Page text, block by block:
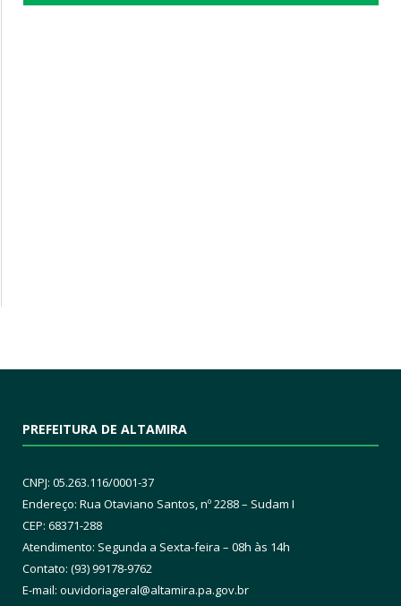
PREFEITURA DE ALTAMIRA
CNPJ: 05.263.116/0001-37
Endereço: Rua Otaviano Santos, nº 2288 – Sudam I
CEP: 68371-288
Atendimento: Segunda a Sexta-feira – 08h às 14h
Contato: (93) 99178-9762
E-mail: ouvidoriageral@altamira.pa.gov.br